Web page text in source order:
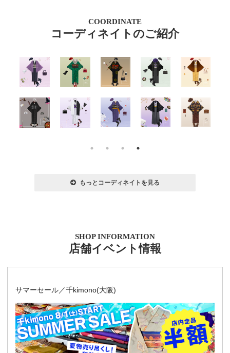
COORDINATE
コーディネイトのご紹介
もっとコーディネイトを見る
SHOP INFORMATION
店舗イベント情報
サマーセール／千kimono(大阪)